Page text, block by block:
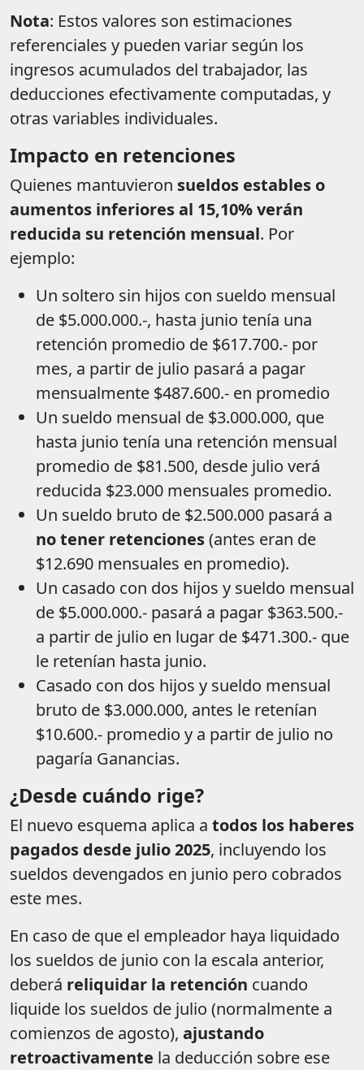
Nota: Estos valores son estimaciones
referenciales y pueden variar según los
ingresos acumulados del trabajador, las
deducciones efectivamente computadas, y
otras variables individuales.
Impacto en retenciones
Quienes mantuvieron sueldos estables o
aumentos inferiores al 15,10%verán
reducida su retención mensual. Por
ejemplo:
Un soltero sin hijos con sueldo mensual
de $5.000.000.-, hasta junio tenía una
retención promedio de $617.700.- por
mes, a partir de julio pasará a pagar
mensualmente $487.600.- en promedio
Un sueldo mensual de $3.000.000, que
hasta junio tenía una retención mensual
promedio de $81.500, desde julio verá
reducida $23.000 mensuales promedio.
Un sueldo bruto de $2.500.000 pasará a
no tener retenciones(antes eran de
$12.690 mensuales en promedio).
Un casado con dos hijos y sueldo mensual
de $5.000.000.- pasará a pagar $363.500.-
a partir de julio en lugar de $471.300.- que
le retenían hasta junio.
Casado con dos hijos y sueldo mensual
bruto de $3.000.000, antes le retenían
$10.600.- promedio y a partir de julio no
pagaría Ganancias.
¿Desde cuándo rige?
El nuevo esquema aplica a todos los haberes
pagados desde julio 2025, incluyendo los
sueldos devengados en junio pero cobrados
este mes.
En caso de que el empleador haya liquidado
los sueldos de junio con la escala anterior,
deberá reliquidar la retención cuando
liquide los sueldos de julio (normalmente a
comienzos de agosto), ajustando
retroactivamente la deducción sobre ese